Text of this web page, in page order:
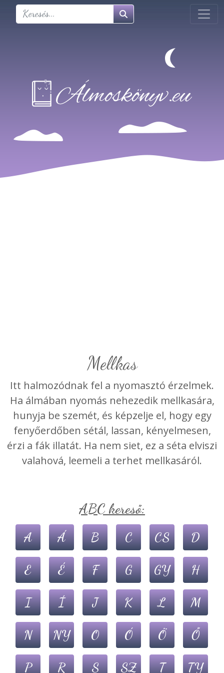
Mellkas
Itt halmozódnak fel a nyomasztó érzelmek.
Ha álmában nyomás nehezedik mellkasára,
hunyja be szemét, és képzelje el, hogy egy
fenyőerdőben sétál, lassan, kényelmesen,
érzi a fák illatát. Ha nem siet, ez a séta elviszi
valahová, leemeli a terhet mellkasáról.
ABC kereső:
A Á B C CS D
E É F G GY H
I Í J K L M
N NY O Ó Ö Ő
P R S SZ T TY